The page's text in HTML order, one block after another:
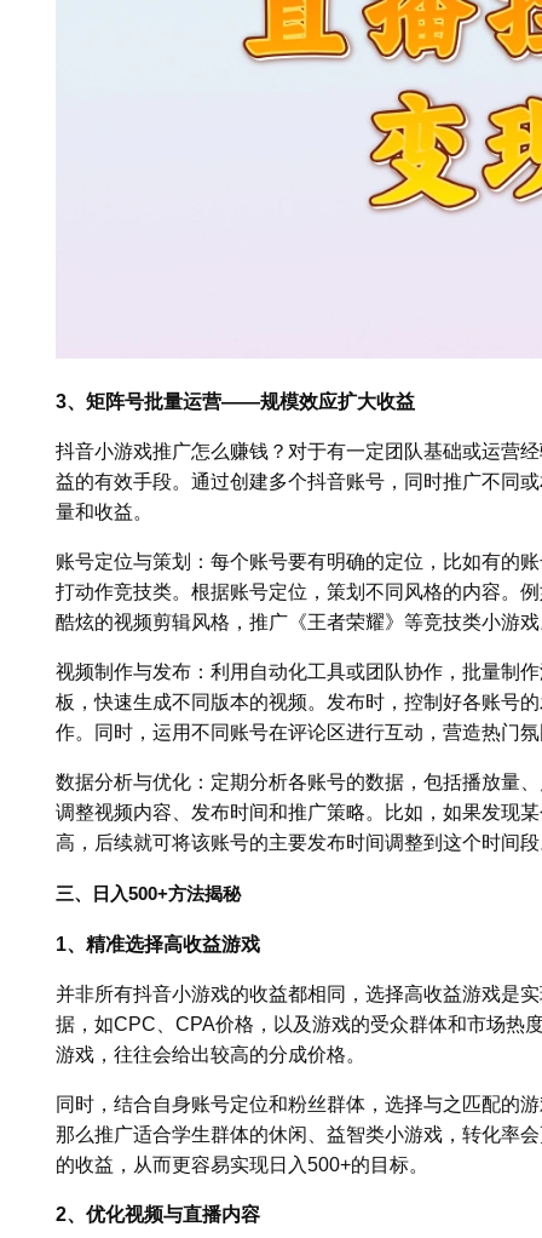
3、矩阵号批量运营——规模效应扩大收益
抖音小游戏推广怎么赚钱？对于有一定团队基础或运营
益的有效手段。通过创建多个抖音账号，同时推广不同
量和收益。
账号定位与策划：每个账号要有明确的定位，比如有的
打动作竞技类。根据账号定位，策划不同风格的内容。
酷炫的视频剪辑风格，推广《王者荣耀》等竞技类小游
视频制作与发布：利用自动化工具或团队协作，批量制
板，快速生成不同版本的视频。发布时，控制好各账号
作。同时，运用不同账号在评论区进行互动，营造热门
数据分析与优化：定期分析各账号的数据，包括播放量
调整视频内容、发布时间和推广策略。比如，如果发现
高，后续就可将该账号的主要发布时间调整到这个时间
三、日入500+方法揭秘
1、精准选择高收益游戏
并非所有抖音小游戏的收益都相同，选择高收益游戏是
据，如CPC、CPA价格，以及游戏的受众群体和市场热
游戏，往往会给出较高的分成价格。
同时，结合自身账号定位和粉丝群体，选择与之匹配的
那么推广适合学生群体的休闲、益智类小游戏，转化率
的收益，从而更容易实现日入500+的目标。
2、优化视频与直播内容